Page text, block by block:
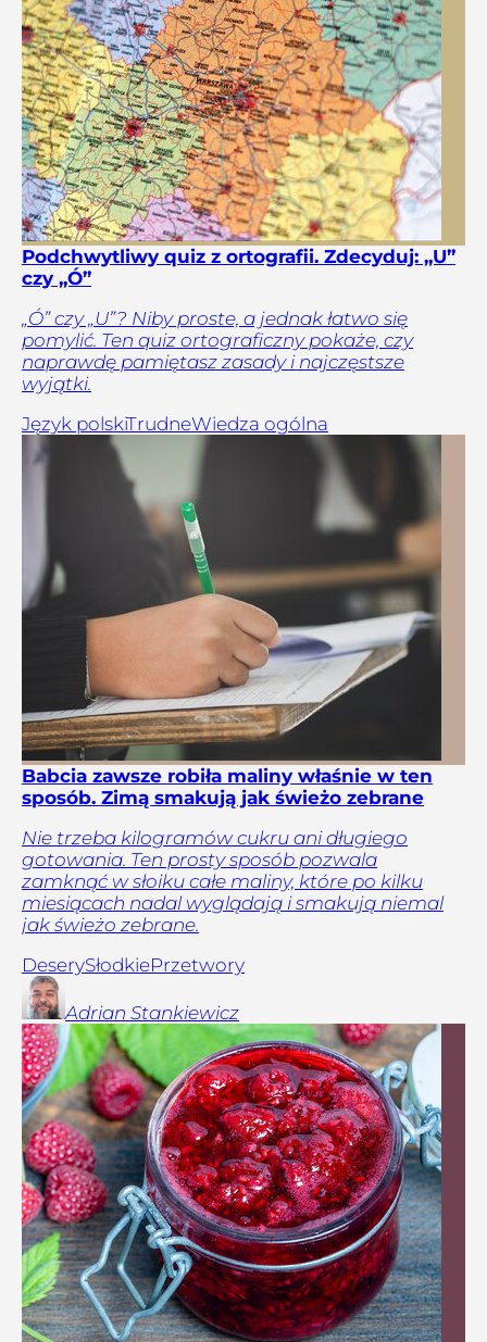
Podchwytliwy quiz z ortografii. Zdecyduj: „U”
czy „Ó”
„Ó” czy „U”? Niby proste, a jednak łatwo się
pomylić. Ten quiz ortograficzny pokaże, czy
naprawdę pamiętasz zasady i najczęstsze
wyjątki.
Język polskiTrudneWiedza ogólna
Babcia zawsze robiła maliny właśnie w ten
sposób. Zimą smakują jak świeżo zebrane
Nie trzeba kilogramów cukru ani długiego
gotowania. Ten prosty sposób pozwala
zamknąć w słoiku całe maliny, które po kilku
miesiącach nadal wyglądają i smakują niemal
jak świeżo zebrane.
DeserySłodkiePrzetwory
Adrian Stankiewicz